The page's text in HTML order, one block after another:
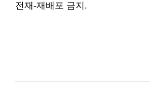
전재-재배포 금지.